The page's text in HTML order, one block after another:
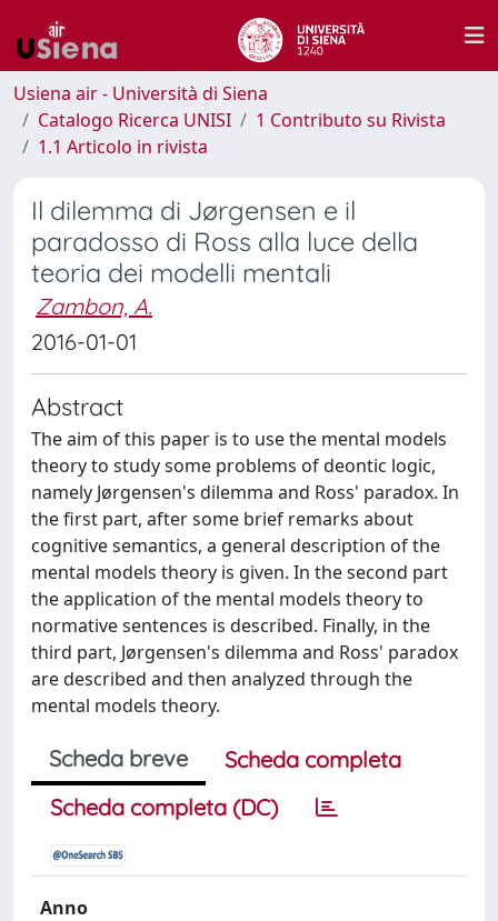
Usiena air - Università di Siena
Catalogo Ricerca UNISI
1 Contributo su Rivista
1.1 Articolo in rivista
Il dilemma di Jørgensen e il
paradosso di Ross alla luce della
teoria dei modelli mentali
Zambon, A.
2016-01-01
Abstract
The aim of this paper is to use the mental models
theory to study some problems of deontic logic,
namely Jørgensen's dilemma and Ross' paradox. In
the first part, after some brief remarks about
cognitive semantics, a general description of the
mental models theory is given. In the second part
the application of the mental models theory to
normative sentences is described. Finally, in the
third part, Jørgensen's dilemma and Ross' paradox
are described and then analyzed through the
mental models theory.
Scheda breve
Scheda completa
Scheda completa (DC)
Anno